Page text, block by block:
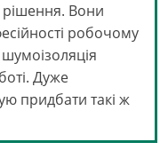
рішення. Вони
робочому
Дуже
придбати такі ж